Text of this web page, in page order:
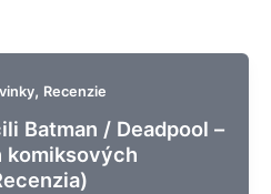
, Recenzie
Batman / Deadpool –
komiksových